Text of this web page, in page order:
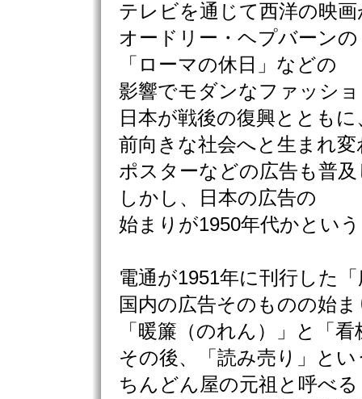
テレビを通じて西洋の映
オードリー・ヘプバーンの
「ローマの休日」などの
影響でモダンなファッシ
日本が戦後の復興とともに
前向きな社会へと生まれ
ポスターなどの広告も普
しかし、日本の広告の
始まりが1950年代かとい
電通が1951年に刊行した
国内の広告そのものの始
「暖簾（のれん）」と「
その後、「読み売り」とい
ちんどん屋の元祖と呼べ